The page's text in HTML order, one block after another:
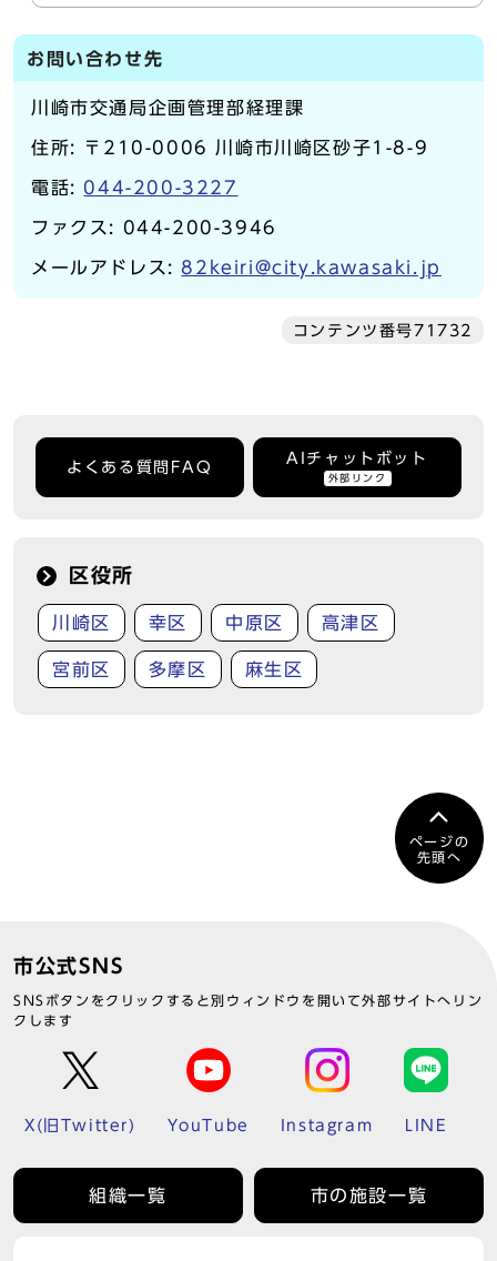
お問い合わせ先
川崎市交通局企画管理部経理課
住所: 〒210-0006 川崎市川崎区砂子1-8-9
電話: 044-200-3227
ファクス: 044-200-3946
メールアドレス:82keiri@city.kawasaki.jp
コンテンツ番号71732
よくある質問FAQ
AIチャットボット
外部リンク
区役所
川崎区 幸区 中原区 高津区
宮前区 多摩区 麻生区
ページの
先頭へ
市公式SNS
SNSボタンをクリックすると別ウィンドウを開いて外部サイトへリン
クします
X(旧Twitter) YouTube Instagram LINE
組織一覧 市の施設一覧